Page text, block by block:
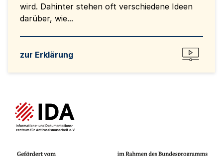
wird. Dahinter stehen oft verschiedene Ideen
darüber, wie...
zur Erklärung